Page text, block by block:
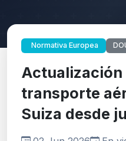
Normativa Europea
Actualización
transporte
Suiza desde